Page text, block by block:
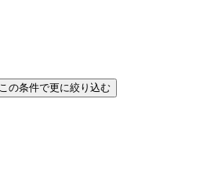
この条件で更に絞り込む